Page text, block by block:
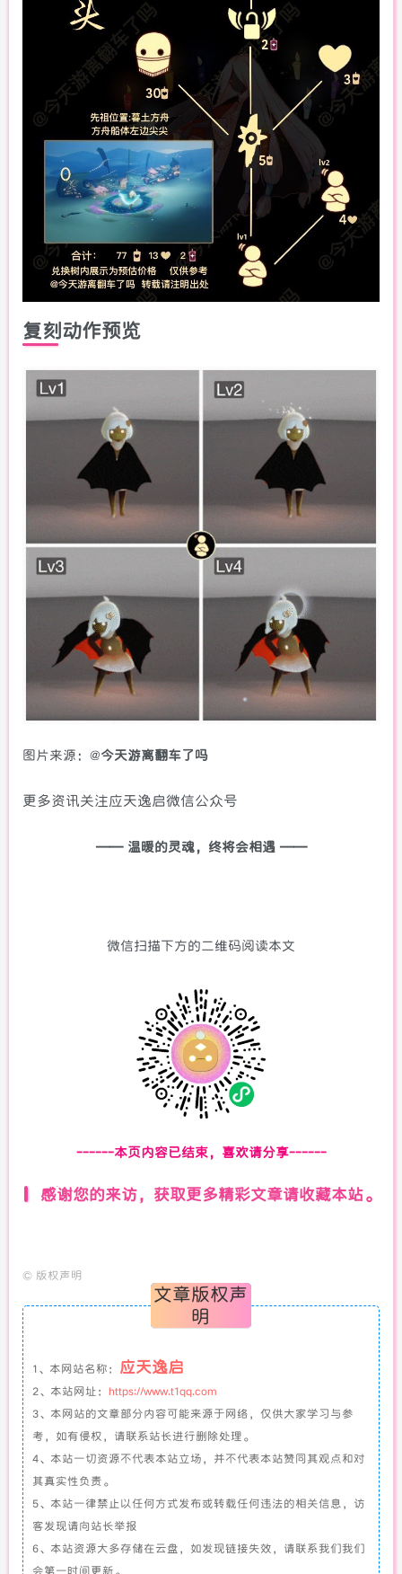
复刻动作预览
图片来源：@今天游离翻车了吗
更多资讯关注应天逸启微信公众号
—— 温暖的灵魂，终将会相遇 ——
微信扫描下方的二维码阅读本文
------本页内容已结束，喜欢请分享------
感谢您的来访，获取更多精彩文章请收藏本站。
© 版权声明
文章版权声
明
1、本网站名称： 应天逸启
2、本站网址： https://www.t1qq.com
3、本网站的文章部分内容可能来源于网络，仅供大家学习与参
考，如有侵权，请联系站长进行删除处理。
4、本站一切资源不代表本站立场，并不代表本站赞同其观点和对
其真实性负责。
5、本站一律禁止以任何方式发布或转载任何违法的相关信息，访
客发现请向站长举报
6、本站资源大多存储在云盘，如发现链接失效，请联系我们我们
会第一时间更新。